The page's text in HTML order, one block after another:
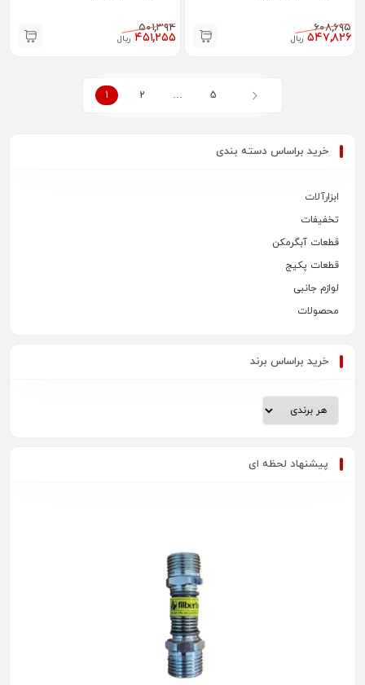
۶۰۸,۶۹۵
۵۴۷,۸۲۶ ریال
۵۰۱,۳۹۴
۴۵۱,۲۵۵ ریال
1 2 … 5
خرید براساس دسته بندی
ابزارآلات
تخفیفات
قطعات آبگرمکن
قطعات پکیج
لوازم جانبی
محصولات
خرید براساس برند
پیشنهاد لحظه ای